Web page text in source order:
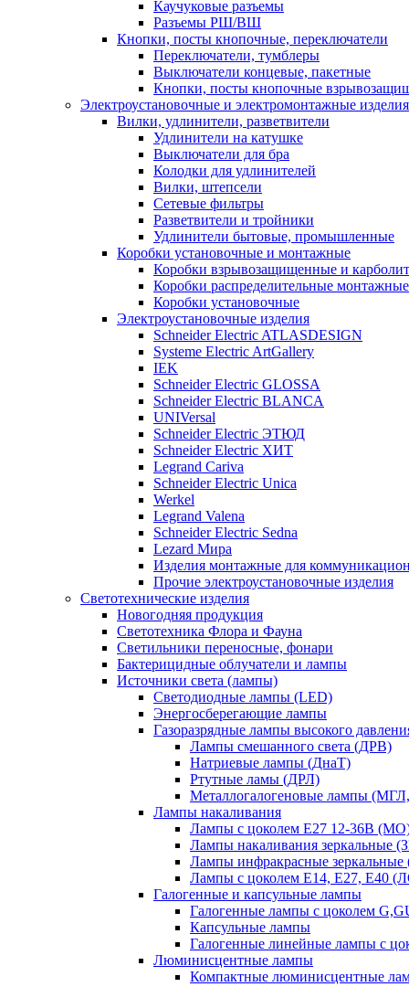
Каучуковые разъемы
Разъемы РШ/ВШ
Кнопки, посты кнопочные, переключатели
Переключатели, тумблеры
Выключатели концевые, пакетные
Кнопки, посты кнопочные
Электроустановочные и электромонтажные изделия
Вилки, удлинители, разветвители
Удлинители на катушке
Выключатели для бра
Колодки для удлинителей
Вилки, штепсели
Сетевые фильтры
Разветвители и тройники
Удлинители бытовые, промышленные
Коробки установочные и монтажные
Коробки взрывозащищенные и
Коробки распределительные монтажные
Коробки установочные
Электроустановочные изделия
Schneider Electric ATLASDESIGN
Systeme Electric ArtGallery
IEK
Schneider Electric GLOSSA
Schneider Electric BLANCA
UNIVersal
Schneider Electric ЭТЮД
Schneider Electric ХИТ
Legrand Cariva
Schneider Electric Unica
Werkel
Legrand Valena
Schneider Electric Sedna
Lezard Мира
Изделия монтажные для
Прочие электроустановочные изделия
Светотехнические изделия
Новогодняя продукция
Светотехника Флора и Фауна
Светильники переносные, фонари
Бактерицидные облучатели и лампы
Источники света (лампы)
Светодиодные лампы (LED)
Энергосберегающие лампы
Газоразрядные лампы высокого
Лампы смешанного света (ДРВ)
Натриевые лампы (ДнаТ)
Ртутные ламы (ДРЛ)
Металлогалогеновые лампы
Лампы накаливания
Лампы с цоколем Е27 12-36В
Лампы накаливания зеркальные
Лампы инфракрасные
Лампы с цоколем Е14, Е27, Е40
Галогенные и капсульные лампы
Галогенные лампы с цоколем
Капсульные лампы
Галогенные линейные лампы с
Люминисцентные лампы
Компактные люминисцентные